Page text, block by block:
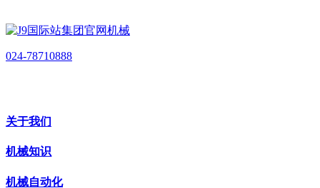
024-78710888
关于我们
机械知识
机械自动化